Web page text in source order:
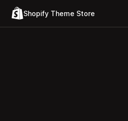
Shopify Theme Store